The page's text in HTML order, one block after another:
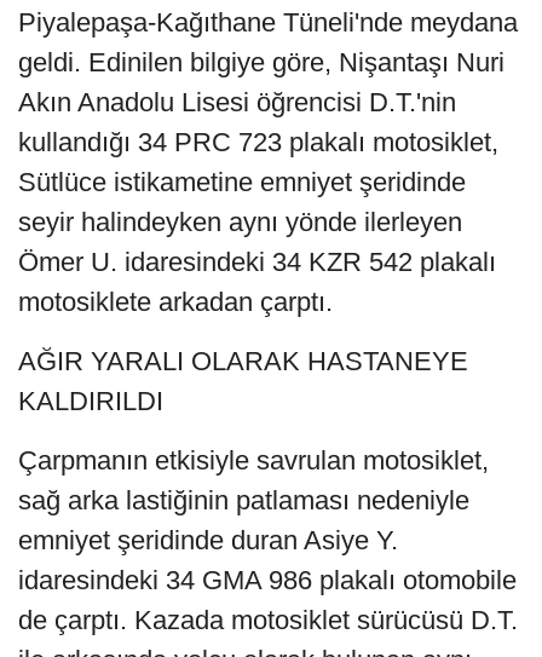
Piyalepaşa-Kağıthane Tüneli'nde meydana
geldi. Edinilen bilgiye göre, Nişantaşı Nuri
Akın Anadolu Lisesi öğrencisi D.T.'nin
kullandığı 34 PRC 723 plakalı motosiklet,
Sütlüce istikametine emniyet şeridinde
seyir halindeyken aynı yönde ilerleyen
Ömer U. idaresindeki 34 KZR 542 plakalı
motosiklete arkadan çarptı.
AĞIR YARALI OLARAK HASTANEYE
KALDIRILDI
Çarpmanın etkisiyle savrulan motosiklet,
sağ arka lastiğinin patlaması nedeniyle
emniyet şeridinde duran Asiye Y.
idaresindeki 34 GMA 986 plakalı otomobile
de çarptı. Kazada motosiklet sürücüsü D.T.